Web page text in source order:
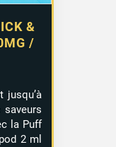
&
/
jusqu’à
la Puff
2 ml